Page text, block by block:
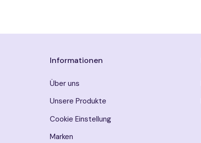
Informationen
Über uns
Unsere Produkte
Cookie Einstellung
Marken